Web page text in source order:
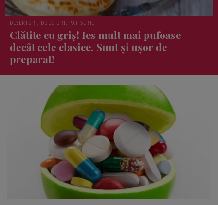
REȚETE CULINARE
Rețetă de paste din dovlecel: fragede,
crocante și fără gluten
VITAMINE ȘI MINERALE